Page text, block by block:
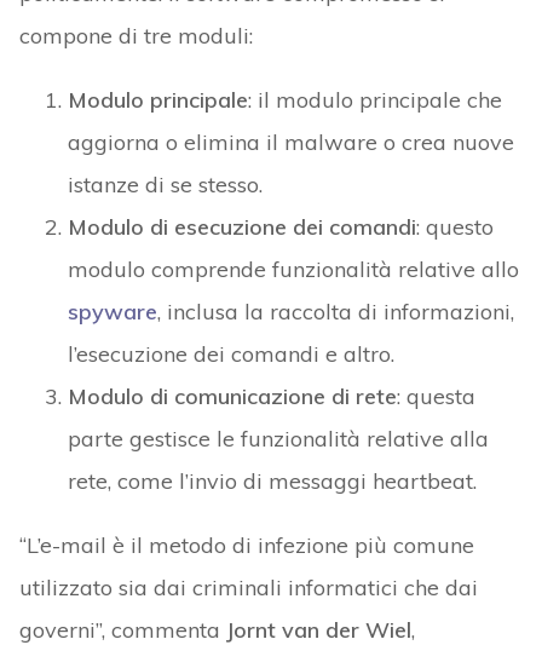
compone di tre moduli:
Modulo principale: il modulo principale che
aggiorna o elimina il malware o crea nuove
istanze di se stesso.
Modulo di esecuzione dei comandi: questo
modulo comprende funzionalità relative allo
spyware, inclusa la raccolta di informazioni,
l’esecuzione dei comandi e altro.
Modulo di comunicazione di rete: questa
parte gestisce le funzionalità relative alla
rete, come l’invio di messaggi heartbeat.
“L’e-mail è il metodo di infezione più comune
utilizzato sia dai criminali informatici che dai
governi”, commenta Jornt van der Wiel,